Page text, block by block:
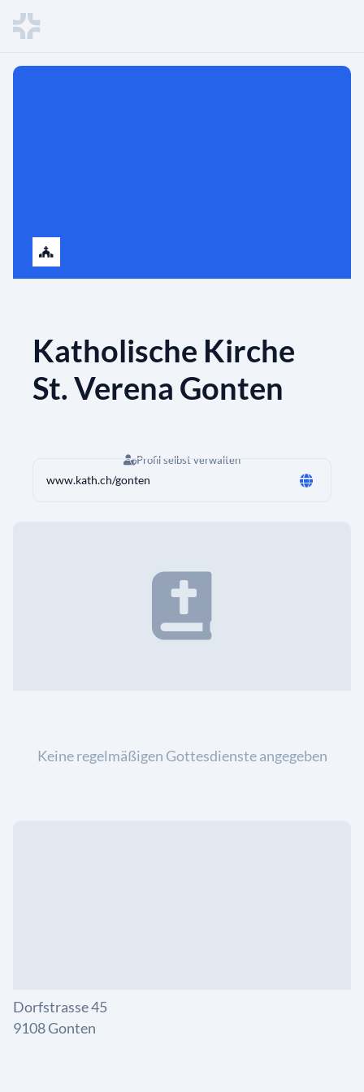
Katholische Kirche
St. Verena Gonten
Profil selbst verwalten
www.kath.ch/gonten
Keine regelmäßigen Gottesdienste angegeben
Dorfstrasse 45
9108 Gonten